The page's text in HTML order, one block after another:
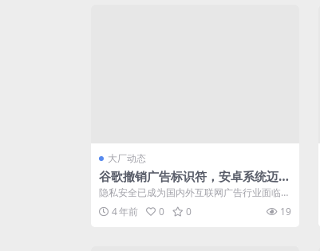
大厂动态
谷歌撤销广告标识符，安卓系统迈入
隐私保护时代
隐私安全已成为国内外互联网广告行业面临的
最严峻挑战。 一年前，苹果ATT框架的实...
4 年前 0 0 19